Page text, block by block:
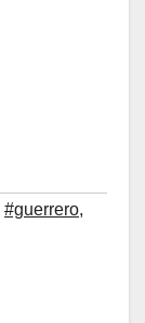
#guerrero,